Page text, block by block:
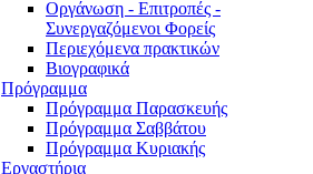
Οργάνωση - Επιτροπές -
Συνεργαζόμενοι Φορείς
Περιεχόμενα πρακτικών
Βιογραφικά
Πρόγραμμα
Πρόγραμμα Παρασκευής
Πρόγραμμα Σαββάτου
Πρόγραμμα Κυριακής
Εργαστήρια